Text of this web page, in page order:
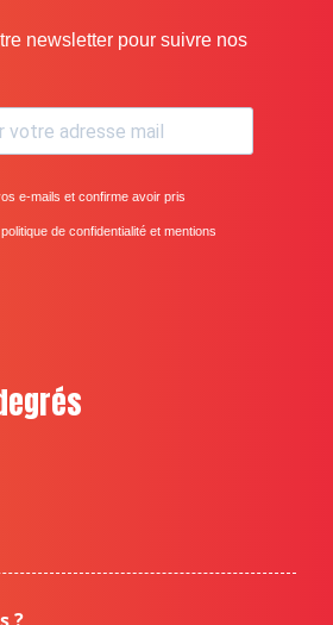
newsletter pour suivre nos
e-mails et confirme avoir pris
de confidentialité et mentions